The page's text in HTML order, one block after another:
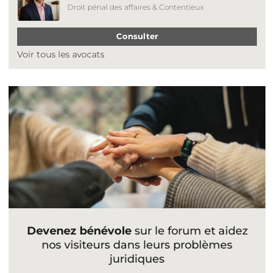
Droit pénal des affaires & Contentieux
Consulter
Voir tous les avocats
Devenez bénévolesur le forum et aidez
nos visiteurs dans leurs problèmes
juridiques